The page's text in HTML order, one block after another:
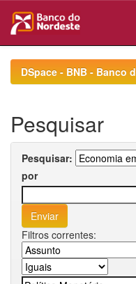
navigationDSpace - BNB - Banco
Pesquisar
Pesquisar:
por
Filtros correntes: